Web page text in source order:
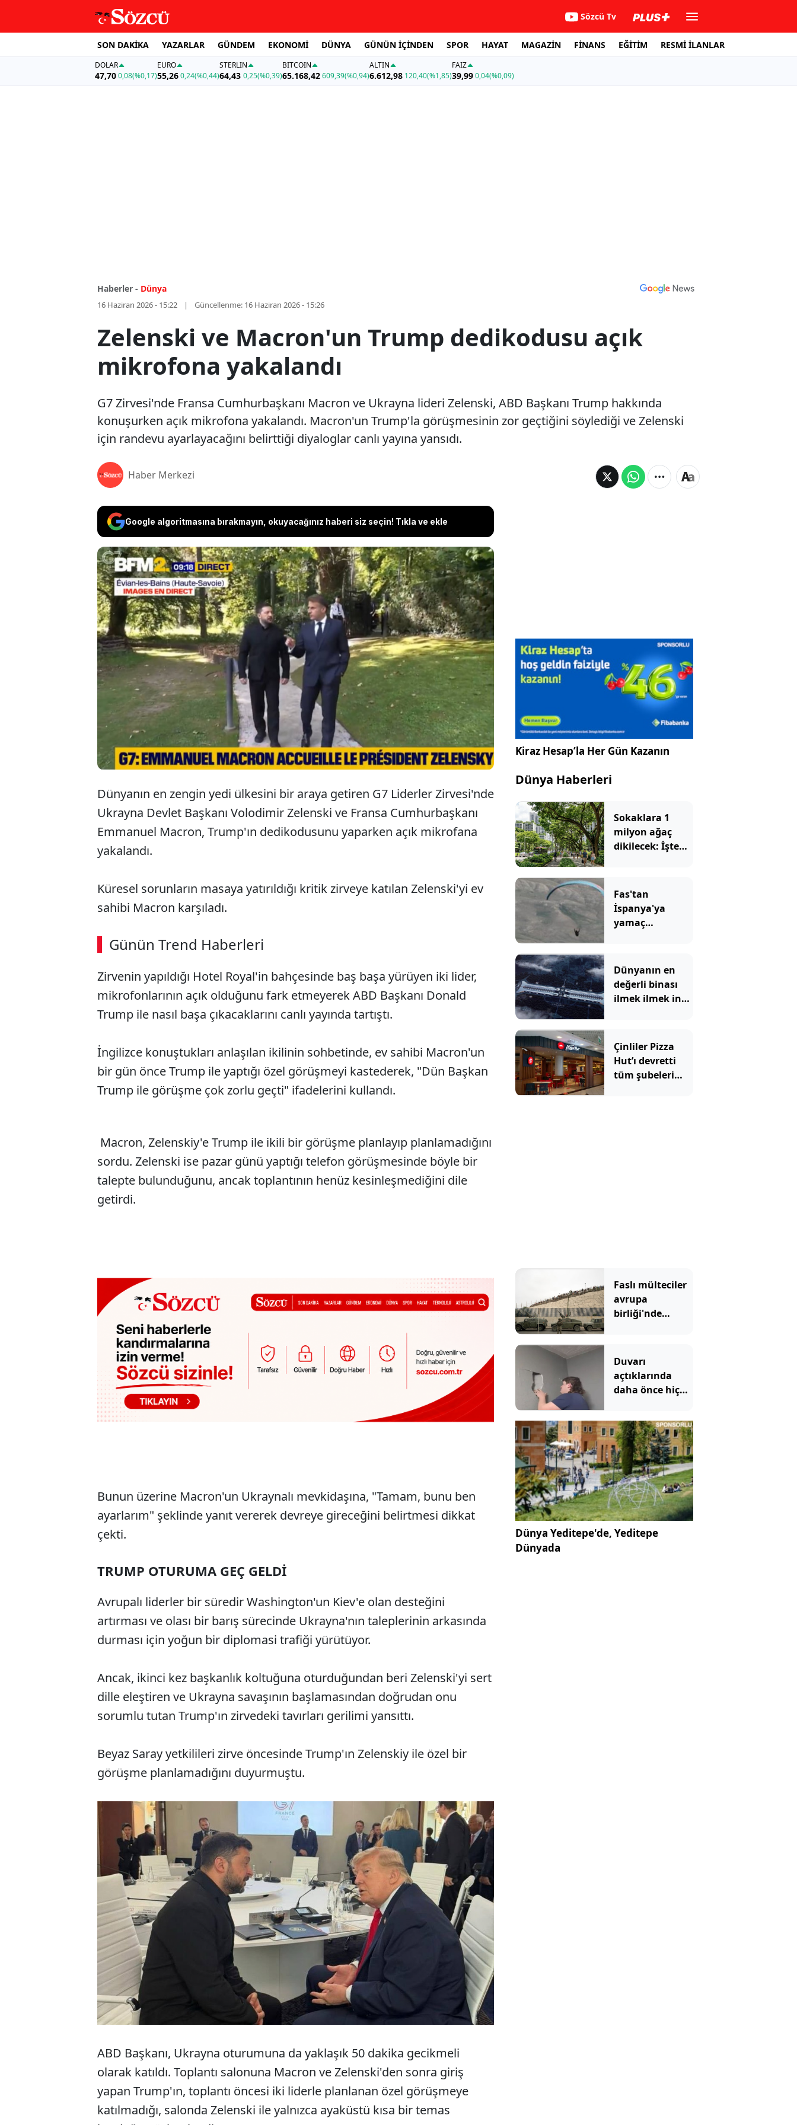
Sözcü Tv
SON DAKİKA YAZARLAR GÜNDEM EKONOMİ DÜNYA GÜNÜN İÇİNDEN SPOR HAYAT MAGAZİN FİNANS EĞİTİM RESMİ İLANLAR
DOLAR
47,700,08(%0,17)
EURO
55,26 0,24(%0,44)
STERLIN
64,43 0,25(%0,39)
BITCOIN
65.168,42609,39(%0,94)
ALTIN
6.612,98 120,40(%1,85)
FAİZ
39,990,04(%0,09)
Haberler - Dünya
16 Haziran 2026 - 15:22 Güncellenme: 16 Haziran 2026 - 15:26
Zelenski ve Macron'un Trump dedikodusu açık
mikrofona yakalandı
G7 Zirvesi'nde Fransa Cumhurbaşkanı Macron ve Ukrayna lideri Zelenski, ABD Başkanı Trump hakkında
konuşurken açık mikrofona yakalandı. Macron'un Trump'la görüşmesinin zor geçtiğini söylediği ve Zelenski
için randevu ayarlayacağını belirttiği diyaloglar canlı yayına yansıdı.
Haber Merkezi
Google algoritmasına bırakmayın, okuyacağınız haberi siz seçin! Tıkla ve ekle
G7 Zirvesi'nde Fransa Cumhurbaşkanı Macron ve Ukrayna lideri
Zelenski, ABD Başkanı Trump hakkında konuşurken açık mikrofona
yakalandı. Macron'un Trump'la görüşmesinin zor geçtiğini
söylediği ve Zelenski için randevu ayarlayacağını belirttiği
diyaloglar canlı yayına yansıdı.
Dünyanın en zengin yedi ülkesini bir araya getiren G7 Liderler Zirvesi'nde
Ukrayna Devlet Başkanı Volodimir Zelenski ve Fransa Cumhurbaşkanı
Emmanuel Macron, Trump'ın dedikodusunu yaparken açık mikrofana
yakalandı.
Küresel sorunların masaya yatırıldığı kritik zirveye katılan Zelenski'yi ev
sahibi Macron karşıladı.
Günün Trend Haberleri
Zirvenin yapıldığı Hotel Royal'in bahçesinde baş başa yürüyen iki lider,
mikrofonlarının açık olduğunu fark etmeyerek ABD Başkanı Donald
Trump ile nasıl başa çıkacaklarını canlı yayında tartıştı.
İngilizce konuştukları anlaşılan ikilinin sohbetinde, ev sahibi Macron'un
bir gün önce Trump ile yaptığı özel görüşmeyi kastederek, "Dün Başkan
Trump ile görüşme çok zorlu geçti" ifadelerini kullandı.
Macron, Zelenskiy'e Trump ile ikili bir görüşme planlayıp planlamadığını
sordu. Zelenski ise pazar günü yaptığı telefon görüşmesinde böyle bir
talepte bulunduğunu, ancak toplantının henüz kesinleşmediğini dile
getirdi.
Bunun üzerine Macron'un Ukraynalı mevkidaşına, "Tamam, bunu ben
ayarlarım" şeklinde yanıt vererek devreye gireceğini belirtmesi dikkat
çekti.
TRUMP OTURUMA GEÇ GELDİ
Avrupalı liderler bir süredir Washington'un Kiev'e olan desteğini
artırması ve olası bir barış sürecinde Ukrayna'nın taleplerinin arkasında
durması için yoğun bir diplomasi trafiği yürütüyor.
Ancak, ikinci kez başkanlık koltuğuna oturduğundan beri Zelenski'yi sert
dille eleştiren ve Ukrayna savaşının başlamasından doğrudan onu
sorumlu tutan Trump'ın zirvedeki tavırları gerilimi yansıttı.
Beyaz Saray yetkilileri zirve öncesinde Trump'ın Zelenskiy ile özel bir
görüşme planlamadığını duyurmuştu.
ABD Başkanı, Ukrayna oturumuna da yaklaşık 50 dakika gecikmeli
olarak katıldı. Toplantı salonuna Macron ve Zelenski'den sonra giriş
yapan Trump'ın, toplantı öncesi iki liderle planlanan özel görüşmeye
katılmadığı, salonda Zelenski ile yalnızca ayaküstü kısa bir temas
Kiraz Hesap’la Her Gün Kazanın
Dünya Haberleri
Sokaklara 1
milyon ağaç
dikilecek: İşte
Fas'tan
İspanya'ya
yamaç
kaçak göçmen
öldü
Dünyanın en
değerli binası
ilmek ilmek inşa
Çinliler Pizza
Hut’ı devretti
tüm şubeleri
Faslı mülteciler
avrupa
birliği'nde
sınırlarını
kapatan
İtalya'ya
süre verdi
Duvarı
açtıklarında
daha önce hiç
şey gördüler
Dünya Yeditepe'de, Yeditepe
Dünyada